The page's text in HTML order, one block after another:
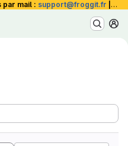
mail : support@froggit.fr La